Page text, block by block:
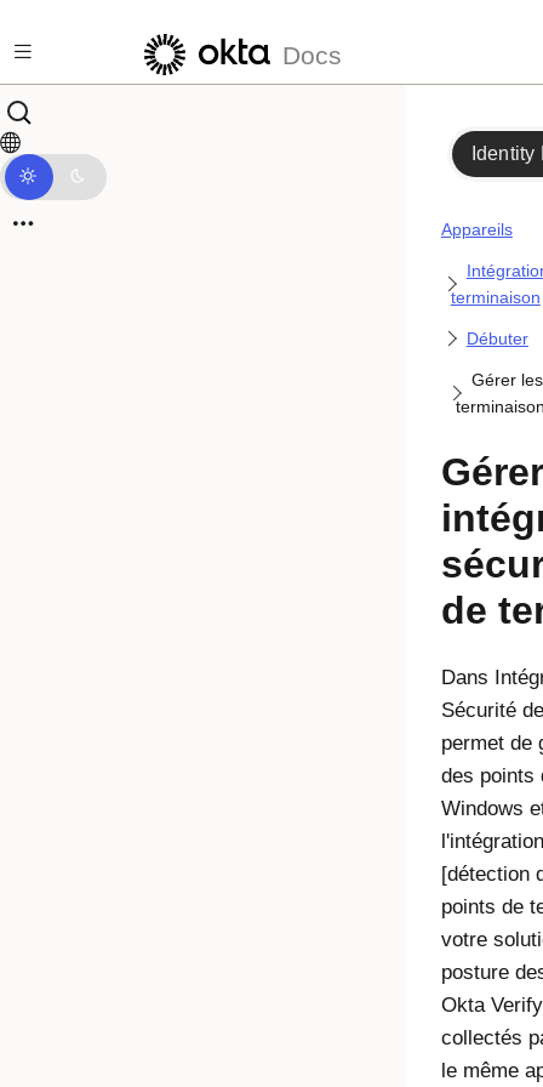
Docs
Identity
Appareils
terminaison
Débuter
Gérer
de
Dans
Sécurité
permet de
des points
Windows
[détection
points de
votre
posture
Okta Verify
collectés
le même